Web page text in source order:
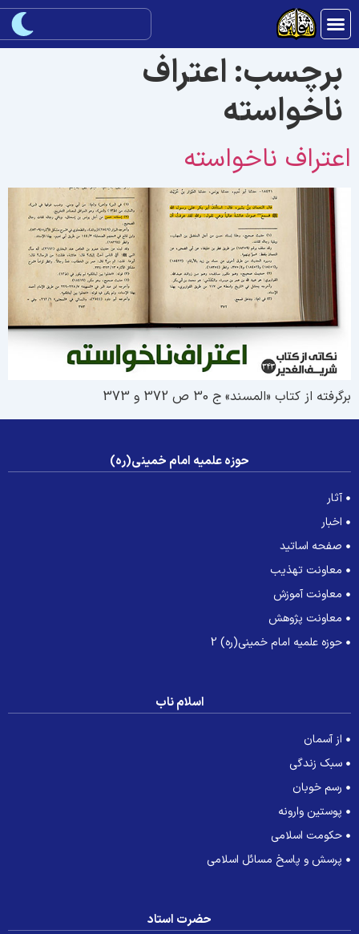
برچسب:اعتراف
ناخواسته
ناخواسته
از کتاب «المسند» ج 30 ص 372 و 373
حوزه علمیه امام خمینی(ره)
آثار
اخبار
صفحه اساتید
معاونت تهذیب
معاونت آموزش
معاونت پژوهش
حوزه علمیه امام خمینی(ره) 2
اسلام ناب
از آسمان
سبک زندگی
رسم خوبان
پوستین وارونه
حکومت اسلامی
پرسش و پاسخ مسائل اسلامی
حضرت استاد